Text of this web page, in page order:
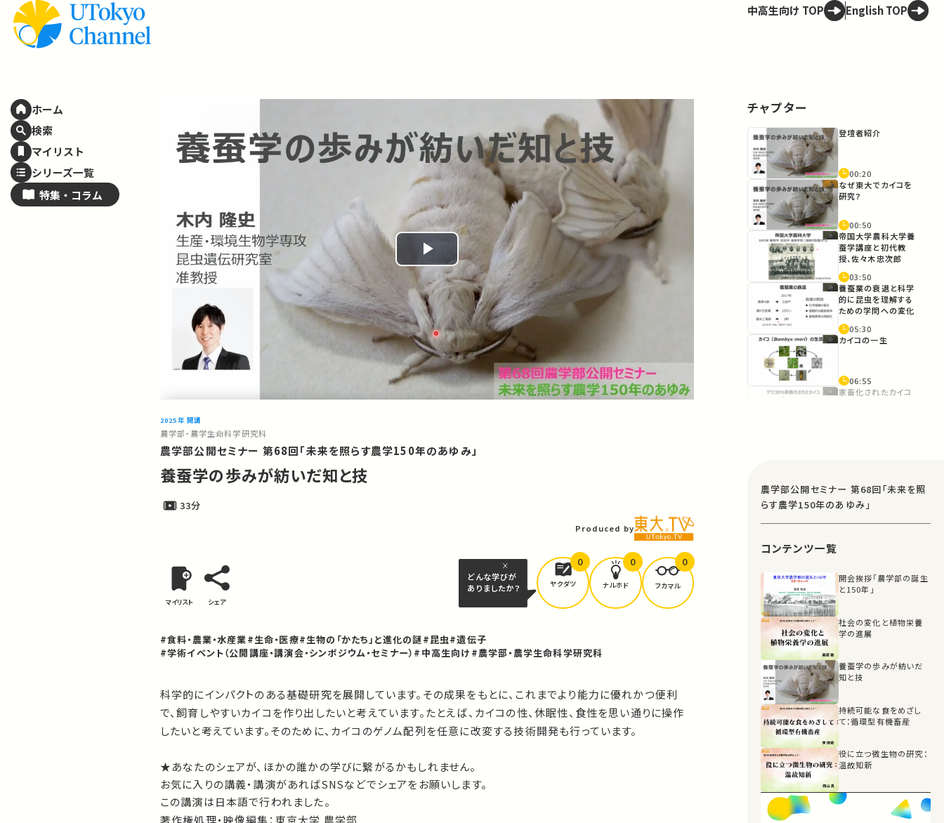
ホーム
検索
マイリスト
シリーズ一覧
特集・ コラム
中高生向け TOP English TOP
Play
Video
2025年 開講
農学部・農学生命科学研究科
農学部公開セミナー 第68回「未来を照らす農学150年のあゆみ」
養蚕学の歩みが紡いだ知と技
33分
Produced by
マイリスト シェア
どんな学びが
ありましたか？
ヤクダツ
0
ナルホド
0
フカマル
0
#食料・農業・水産業#生命・医療#生物の「かたち」と進化の謎#昆虫#遺伝子
#学術イベント（公開講座・講演会・シンポジウム・セミナー） #中高生向け #農学部・農学生命科学研究科
科学的にインパクトのある基礎研究を展開しています。その成果をもとに、これまでより能力に優れかつ便利
で、飼育しやすいカイコを作り出したいと考えています。たとえば、カイコの性、休眠性、食性を思い通りに操作
したいと考えています。そのために、カイコのゲノム配列を任意に改変する技術開発も行っています。
★あなたのシェアが、ほかの誰かの学びに繋がるかもしれません。
お気に入りの講義・講演があればSNSなどでシェアをお願いします。
この講演は日本語で行われました。
チャプター
登壇者紹介
00:20
なぜ東大でカイコを
研究？
00:50
帝国大学農科大学養
蚕学講座と初代教
授、佐々木忠次郎
03:50
養蚕業の衰退と科学
的に昆虫を理解する
ための学問への変化
05:30
カイコの一生
06:55
家畜化されたカイコ
12:15
性フェロモン受容体
の発見
15:00
カイコ系統、突然変
異体の原因遺伝子
16:44
ルス発現系の開発
カイコの遺伝子組換
え技術の開発
東京大学・昆虫遺伝
研究室
25:11
カイコの性決定機構
農学部公開セミナー 第68回「未来を照
らす農学150年のあゆみ」
コンテンツ一覧
開会挨拶「農学部の誕生
と150年」
社会の変化と植物栄養
学の進展
養蚕学の歩みが紡いだ
知と技
持続可能な食をめざし
て：循環型有機畜産
役に立つ微生物の研究：
温故知新